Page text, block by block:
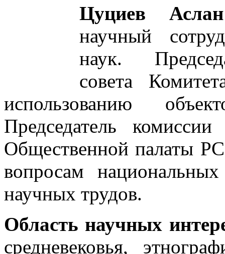
Цуциев
научный
наук.
совета
использованию
Председатель
Общественной палаты
вопросам
научных трудов.
Область научных
средневековья,